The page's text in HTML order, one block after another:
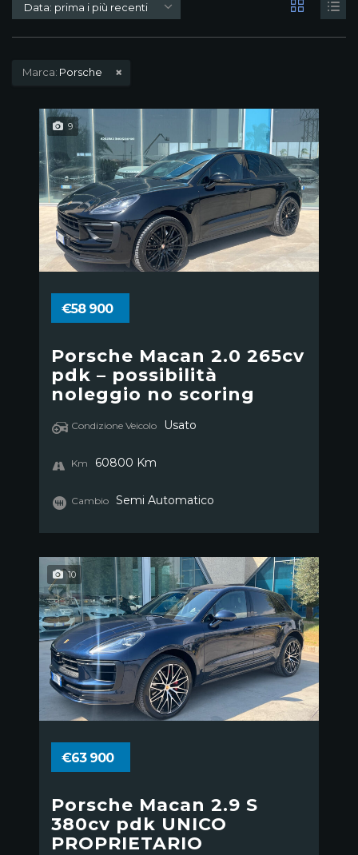
Data: prima i più recenti
Marca: Porsche
9
€58 900
Porsche Macan 2.0 265cv
pdk – possibilità
noleggio no scoring
Condizione Veicolo Usato
Km 60800 Km
Cambio Semi Automatico
10
€63 900
Porsche Macan 2.9 S
380cv pdk UNICO
PROPRIETARIO